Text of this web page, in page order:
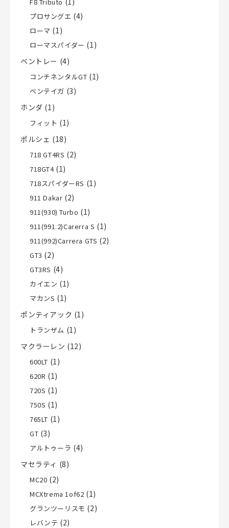
プロサングエ (4)
ローマ (1)
ローマスパイダー (1)
ベントレー (4)
コンチネンタルGT (1)
ベンテイガ (3)
ホンダ (1)
フィット (1)
ポルシェ (18)
718 GT4RS (2)
718GT4(1)
718スパイダーRS (1)
911 Dakar (2)
911(930) Turbo (1)
911(991.2)Carerra S (1)
911(992)Carrera GTS (2)
GT3 (2)
GT3RS (4)
カイエン (1)
マカンS (1)
ポンティアック (1)
トランザム (1)
マクラーレン (12)
600LT (1)
620R (1)
720S (1)
750S (1)
765LT (1)
GT (3)
アルトゥーラ (4)
マセラティ (8)
MC20 (2)
MCXtrema 1of62 (1)
グランツーリスモ (2)
レバンテ (2)